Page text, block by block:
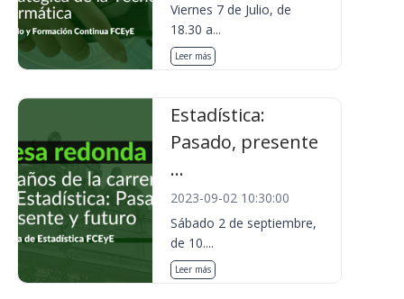
Viernes 7 de Julio, de
18.30 a...
Leer más
Estadística:
Pasado, presente
...
2023-09-02 10:30:00
Sábado 2 de septiembre,
de 10....
Leer más